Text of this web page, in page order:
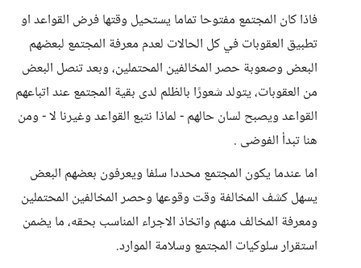
فاذا كان المجتمع مفتوحا تماما يستحيل وقتها فرض القواعد او
تطبيق العقوبات في كل الحالات لعدم معرفة المجتمع لبعضهم
البعض وصعوبة حصر المخالفين المحتملين، وبعد تنصل البعض
من العقوبات، يتولد شعورًا بالظلم لدى بقية المجتمع عند اتباعهم
القواعد ويصبح لسان حالهم - لماذا نتبع القواعد وغيرنا لا - ومن
هنا تبدأ الفوضى .
اما عندما يكون المجتمع محددا سلفا ويعرفون بعضهم البعض
يسهل كشف المخالفة وقت وقوعها وحصر المخالفين المحتملين
ومعرفة المخالف منهم واتخاذ الاجراء المناسب بحقه، ما يضمن
استقرار سلوكيات المجتمع وسلامة الموارد.